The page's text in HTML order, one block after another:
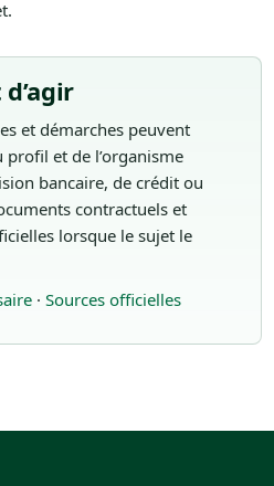
et démarches peuvent
et de l’organisme
bancaire, de crédit ou
contractuels et
lorsque le sujet le
· Sources officielles